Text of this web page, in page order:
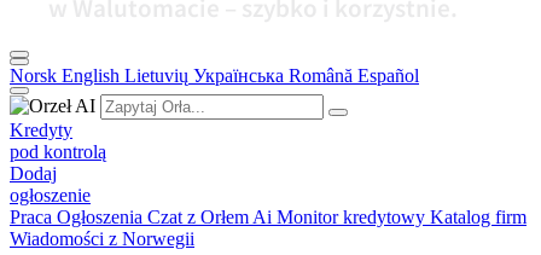
Norsk English Lietuvių Українська Română Español
Kredyty
pod kontrolą
Dodaj
ogłoszenie
Praca Ogłoszenia Czat z Orłem Ai Monitor kredytowy Katalog firm
Wiadomości z Norwegii